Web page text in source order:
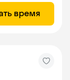
время